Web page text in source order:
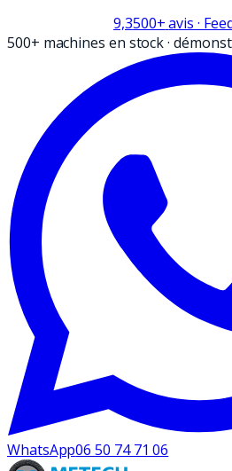
9,3500+avis ·
500+ machines en stock·
WhatsApp06 50 74 71 06